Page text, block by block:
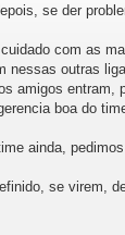
se der
com as
nessas outras
amigos entram,
boa do
ainda,
se virem,